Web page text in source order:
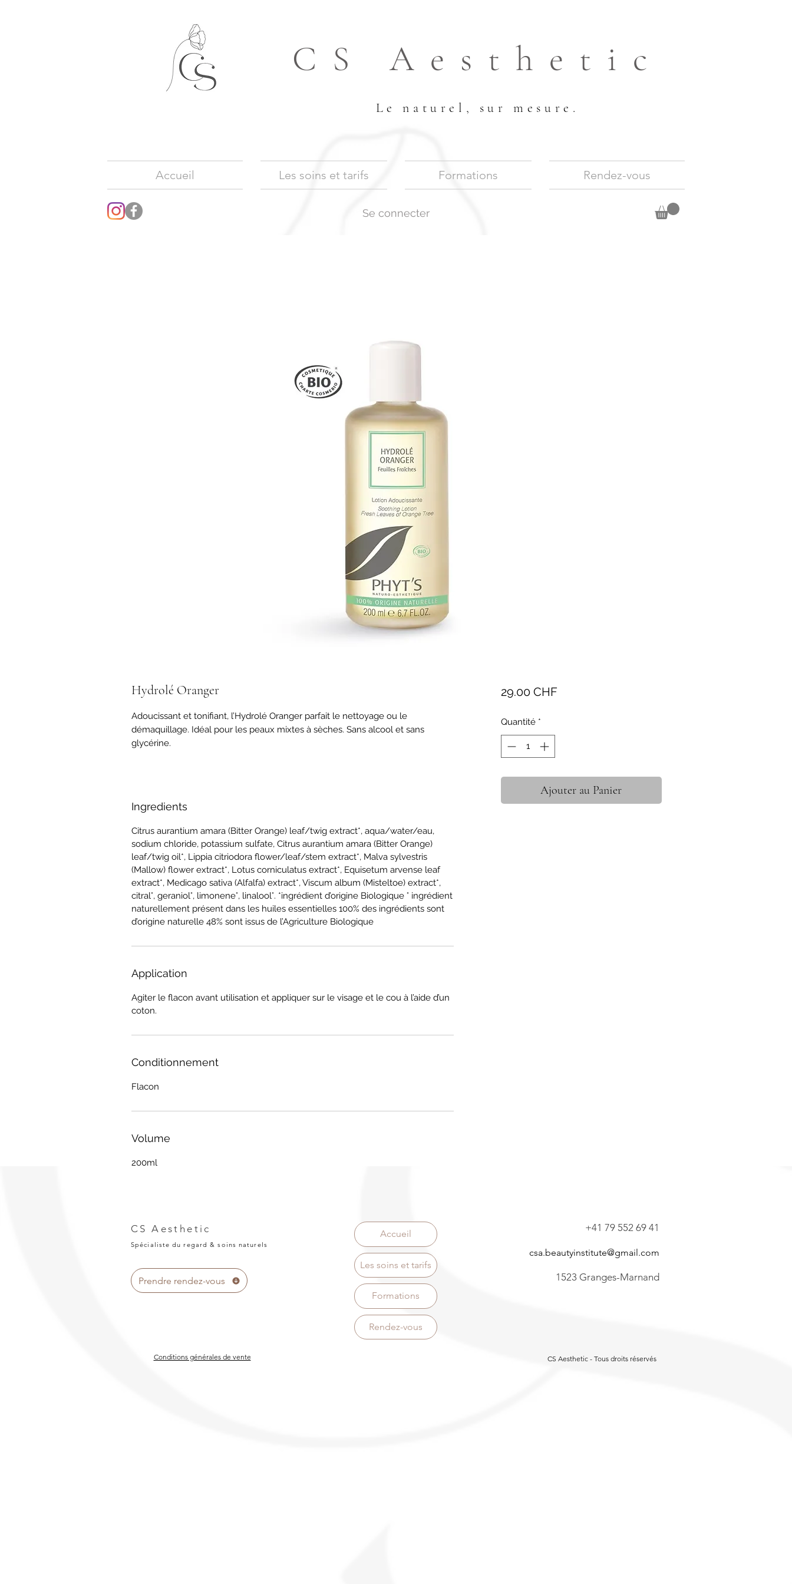
CS Aesthetic
Le naturel, sur mesure.
Accueil Les soins et tarifs Formations Rendez-vous
Se connecter
Hydrolé Oranger
Adoucissant et tonifiant, l’Hydrolé Oranger parfait le nettoyage ou le
démaquillage. Idéal pour les peaux mixtes à sèches. Sans alcool et sans
glycérine.
Ingredients
Citrus aurantium amara (Bitter Orange) leaf/twig extract*, aqua/water/eau,
sodium chloride, potassium sulfate, Citrus aurantium amara (Bitter Orange)
leaf/twig oil*, Lippia citriodora flower/leaf/stem extract*, Malva sylvestris
(Mallow) flower extract*, Lotus corniculatus extract*, Equisetum arvense leaf
extract*, Medicago sativa (Alfalfa) extract*, Viscum album (Misteltoe) extract*,
citral°, geraniol°, limonene°, linalool°. *ingrédient d’origine Biologique ° ingrédient
naturellement présent dans les huiles essentielles 100% des ingrédients sont
d’origine naturelle 48% sont issus de l’Agriculture Biologique
Application
Agiter le flacon avant utilisation et appliquer sur le visage et le cou à l’aide d’un
coton.
Conditionnement
Flacon
Volume
200ml
29.00 CHFPrix
Quantité *
Ajouter au Panier
CS Aesthetic
Spécialiste du regard & soins naturels
+41 79 552 69 41
csa.beautyinstitute@gmail.com
1523 Granges-Marnand
Conditions générales de vente
Prendre rendez-vous
Accueil
Les soins et tarifs
Formations
Rendez-vous
CS Aesthetic - Tous droits réservés